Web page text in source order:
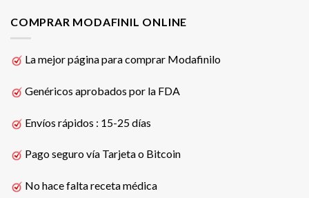
COMPRAR MODAFINIL ONLINE
La mejor página para comprar Modafinilo
Genéricos aprobados por la FDA
Envíos rápidos : 15-25 días
Pago seguro vía Tarjeta o Bitcoin
No hace falta receta médica